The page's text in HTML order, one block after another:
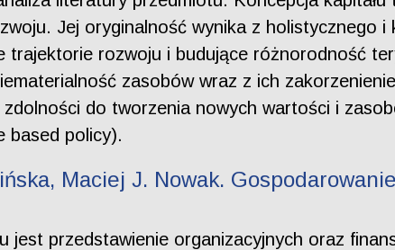
Jej oryginalność wynika z holistycznego
trajektorie rozwoju i budujące różnorodność
zasobów wraz z ich
do tworzenia nowych wartości i
based policy).
Maciej J. Nowak.
jest przedstawienie organizacyjnych oraz